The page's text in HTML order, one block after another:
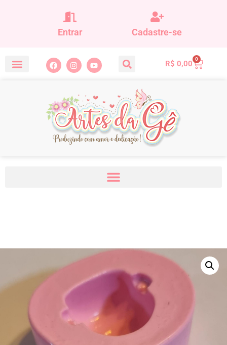
Entrar Cadastre-se
R$ 0,00
0